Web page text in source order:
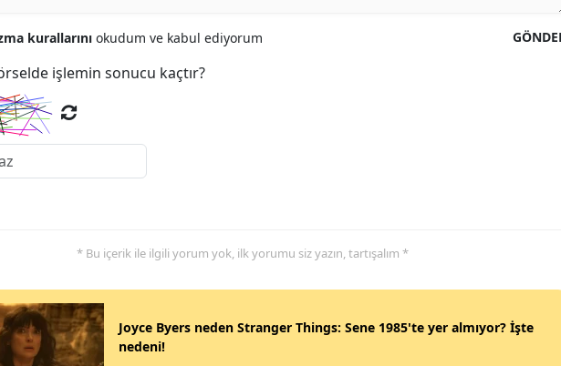
kurallarını okudum ve kabul ediyorum
işlemin sonucu kaçtır?
* Bu içerik ile ilgili yorum yok, ilk yorumu siz yazın, tartışalım *
Joyce Byers neden Stranger Things: Sene 1985'te yer almıyor? İşte
nedeni!